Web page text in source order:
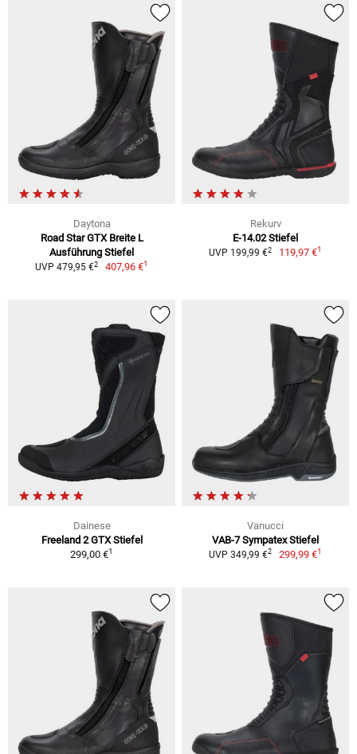
Daytona
Road Star GTX Breite L
Ausführung Stiefel
UVP 479,95 €2 407,96 €1
Rekurv
E-14.02 Stiefel
UVP 199,99 €2 119,97 €1
Dainese
Freeland 2 GTX Stiefel
299,00 €1
Vanucci
VAB-7 Sympatex Stiefel
UVP 349,99 €2 299,99 €1